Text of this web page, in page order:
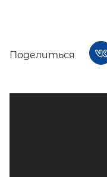
Поделиться